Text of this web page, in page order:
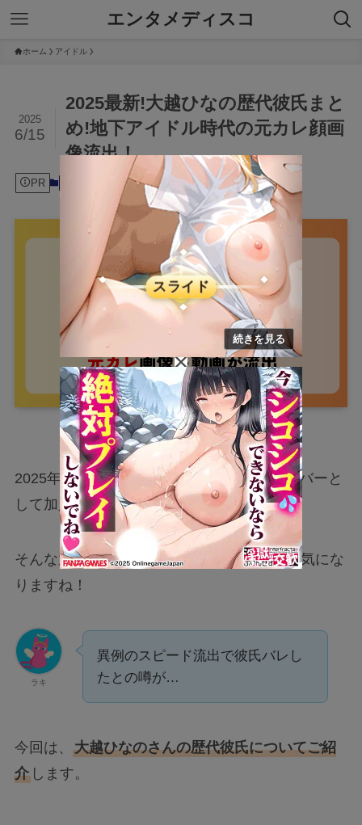
エンタメディスコ
ホーム アイドル
2025最新!大越ひなの歴代彼氏まと
め!地下アイドル時代の元カレ顔画
像流出！
2025
6/15
PR 2025年6月15日
2025年2月16日に乃木坂46の6期生夏組メンバーと
して加入が発表された大越ひなのさん。
そんな大越ひなのさんの歴代彼氏(元カレ)が気にな
りますね！
ラキ
異例のスピード流出で彼氏バレし
たとの噂が…
今回は、 大越ひなのさんの歴代彼氏についてご紹
介します。